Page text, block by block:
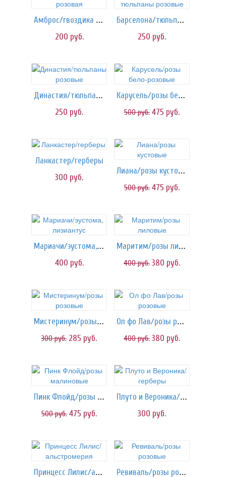
Амброс/гвоздика розовая
200 руб.
Барселона/тюльпаны розовые
250 руб.
Династия/тюльпаны розовые
250 руб.
Карусель/розы бело-розовые
500руб. 475 руб.
Ланкастер/герберы
300 руб.
Лиана/розы кустовые
500руб. 475 руб.
Мариачи/эустома, лизиантус
400 руб.
Маритим/розы лиловые
400руб. 380 руб.
Мистеринум/розы розовые
300руб. 285 руб.
Ол фо Лав/розы розовые
400руб. 380 руб.
Пинк Флойд/розы малиновые
500руб. 475 руб.
Плуто и Вероника/герберы
300 руб.
Принцесс Лилис/альстромерия Ревиваль/розы розовые